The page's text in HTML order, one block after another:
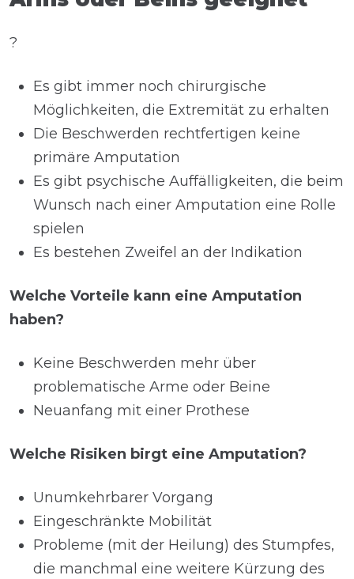
?
Es gibt immer noch chirurgische
Möglichkeiten, die Extremität zu erhalten
Die Beschwerden rechtfertigen keine
primäre Amputation
Es gibt psychische Auffälligkeiten, die beim
Wunsch nach einer Amputation eine Rolle
spielen
Es bestehen Zweifel an der Indikation
Welche Vorteile kann eine Amputation
haben?
Keine Beschwerden mehr über
problematische Arme oder Beine
Neuanfang mit einer Prothese
Welche Risiken birgt eine Amputation?
Unumkehrbarer Vorgang
Eingeschränkte Mobilität
Probleme (mit der Heilung) des Stumpfes,
die manchmal eine weitere Kürzung des